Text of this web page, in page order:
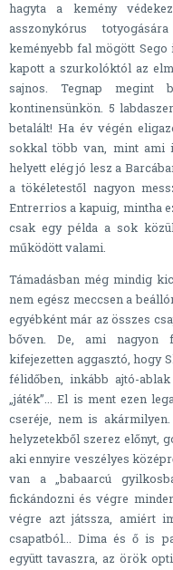
hagyta a kemény
asszonykórus
keményebb fal mögött
kapott a szurkolóktól az
sajnos. Tegnap megint
kontinensünkön. 5
betalált! Ha év végén
sokkal több van, mint ami
helyett elég jó lesz a
a tökéletestől nagyon
Entrerrios a kapuig, mintha
csak egy példa a sok
működött valami.
Támadásban még mindig
nem egész meccsen a
egyébként már az összes
bőven. De, ami nagyon
kifejezetten aggasztó, hogy
félidőben, inkább ajtó-
„játék”... El is ment ezen
cseréje, nem is
helyzetekből szerez előnyt,
aki ennyire veszélyes
van a „babaarcú
fickándozni és végre
végre azt játssza, amiért
csapatból... Dima és ő is
együtt tavaszra, az örök